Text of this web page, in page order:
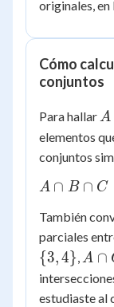
\cup
2, 3,
4, 5,
8\}
originales, en
Cómo
conjuntos
Para hallar A
B
C
A
elementos
conjuntos
A
B
\cap
C =
\
{4\}
A ∩ B ∩ C
También
parciales
{3,4}, A
\cap
C =
A ∩
estudiaste al